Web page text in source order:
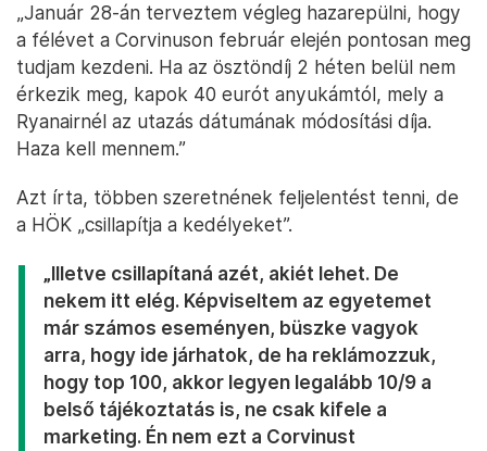
„Január 28-án terveztem végleg hazarepülni, hogy
a félévet a Corvinuson február elején pontosan meg
tudjam kezdeni. Ha az ösztöndíj 2 héten belül nem
érkezik meg, kapok 40 eurót anyukámtól, mely a
Ryanairnél az utazás dátumának módosítási díja.
Haza kell mennem.”
Azt írta, többen szeretnének feljelentést tenni, de
a HÖK „csillapítja a kedélyeket”.
„Illetve csillapítaná azét, akiét lehet. De
nekem itt elég. Képviseltem az egyetemet
már számos eseményen, büszke vagyok
arra, hogy ide járhatok, de ha reklámozzuk,
hogy top 100, akkor legyen legalább 10/9 a
belső tájékoztatás is, ne csak kifele a
marketing. Én nem ezt a Corvinust